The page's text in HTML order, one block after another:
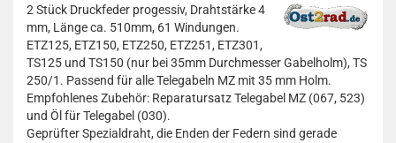
2 Stück Druckfeder progessiv, Drahtstärke 4
mm, Länge ca. 510mm, 61 Windungen.
ETZ125, ETZ150, ETZ250, ETZ251, ETZ301,
TS125 und TS150 (nur bei 35mm Durchmesser Gabelholm), TS
250/1. Passend für alle Telegabeln MZ mit 35 mm Holm.
Empfohlenes Zubehör: Reparatursatz Telegabel MZ (067, 523)
und Öl für Telegabel (030).
Geprüfter Spezialdraht, die Enden der Federn sind gerade